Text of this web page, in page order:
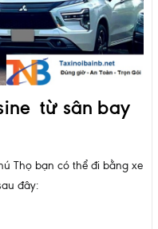
từ sân bay
Thọ bạn có thể đi bằng xe
đây: